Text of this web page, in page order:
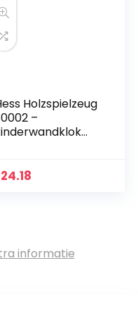
Holzspielzeug
–
24.18
informatie